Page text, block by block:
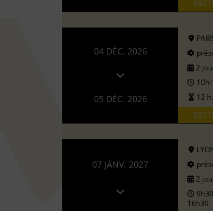
04 DÉC. 2026
05 DÉC. 2026
2
12 h.
07 JANV. 2027
2
16h30